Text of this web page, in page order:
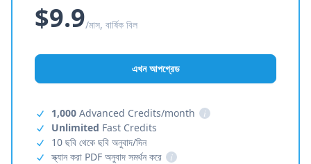
$9.9/মাস, বার্ষিক বিল
এখন আপগ্রেড
1,000 Advanced Credits/month
i
Unlimited Fast Credits
10 ছবি থেকে ছবি অনুবাদ/দিন
স্ক্যান করা PDF অনুবাদ সমর্থন করে
i